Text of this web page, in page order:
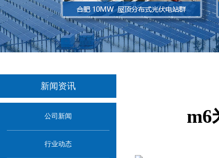
新闻资讯
公司新闻
行业动态
m6